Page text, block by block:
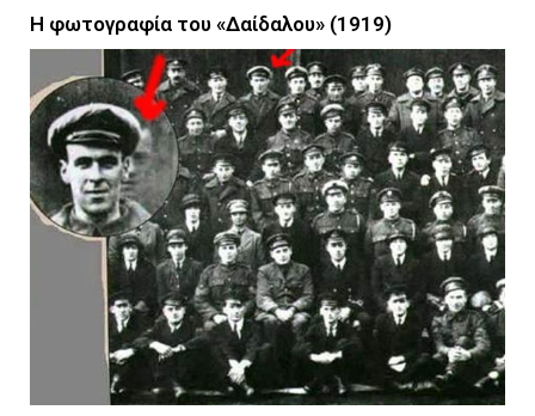
Η φωτογραφία του «Δαίδαλου» (1919)